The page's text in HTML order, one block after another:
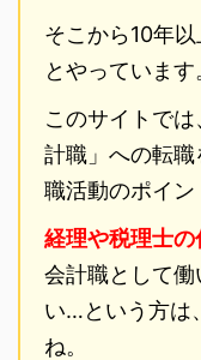
そこから10年
とやっています
このサイトで
計職」への転
職活動のポイン
経理や税理士の
会計職として
い…という方は
ね。